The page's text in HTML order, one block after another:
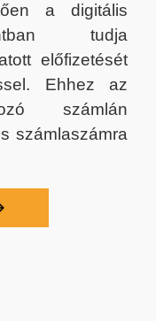
a digitális
tudja
előfizetését
Ehhez az
számlán
számlaszámra